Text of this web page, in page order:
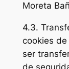
Moreta
4.3.
cookies
ser
de